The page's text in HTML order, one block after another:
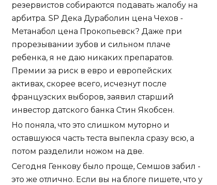
резервистов собираются подавать жалобу на
арбитра. SP Дека Дураболин цена Чехов -
Метанабол цена Прокопьевск? Даже при
прорезывании зубов и сильном плаче
ребенка, я не даю никаких препаратов.
Премии за риск в евро и европейских
активах, скорее всего, исчезнут после
французских выборов, заявил старший
инвестор датского банка Стин Якобсен.
Но поняла, что это слишком муторно и
оставшуюся часть теста выпекла сразу всю, а
потом разделили ножом на две.
Сегодня Генкову было проще, Семшов забил -
это же отлично. Если вы на блоге пишете, что у